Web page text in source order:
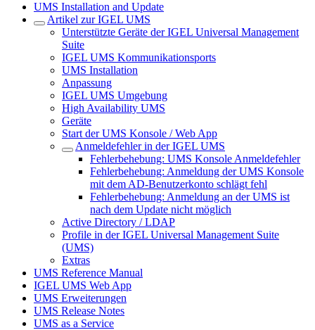
UMS Installation and Update
Artikel zur IGEL UMS
Unterstützte Geräte der IGEL Universal Management
Suite
IGEL UMS Kommunikationsports
UMS Installation
Anpassung
IGEL UMS Umgebung
High Availability UMS
Geräte
Start der UMS Konsole / Web App
Anmeldefehler in der IGEL UMS
Fehlerbehebung: UMS Konsole Anmeldefehler
Fehlerbehebung: Anmeldung der UMS Konsole
mit dem AD-Benutzerkonto schlägt fehl
Fehlerbehebung: Anmeldung an der UMS ist
nach dem Update nicht möglich
Active Directory / LDAP
Profile in der IGEL Universal Management Suite
(UMS)
Extras
UMS Reference Manual
IGEL UMS Web App
UMS Erweiterungen
UMS Release Notes
UMS as a Service